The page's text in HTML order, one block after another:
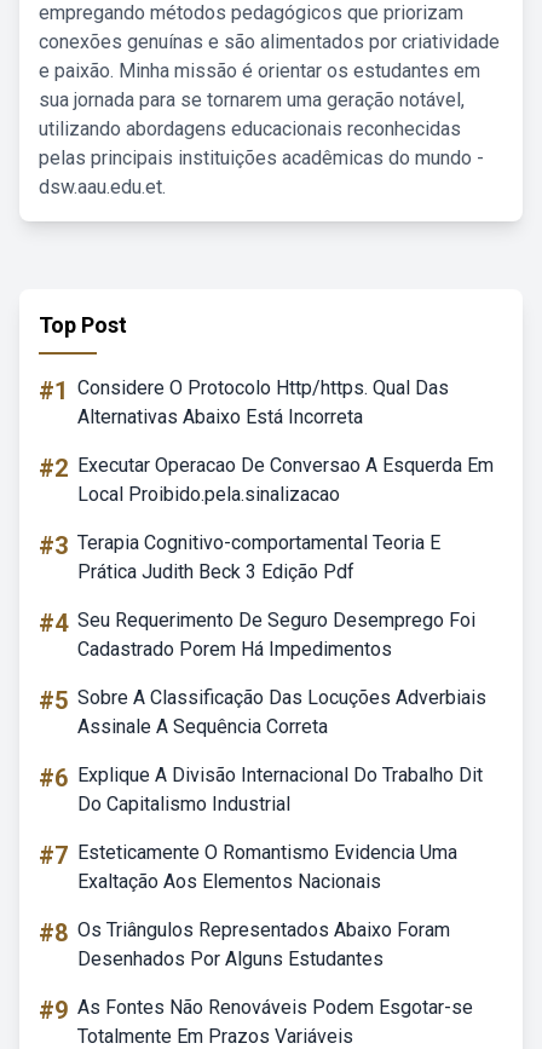
empregando métodos pedagógicos que priorizam
conexões genuínas e são alimentados por criatividade
e paixão. Minha missão é orientar os estudantes em
sua jornada para se tornarem uma geração notável,
utilizando abordagens educacionais reconhecidas
pelas principais instituições acadêmicas do mundo -
dsw.aau.edu.et.
Top Post
#1 Considere O Protocolo Http/https. Qual Das
Alternativas Abaixo Está Incorreta
#2 Executar Operacao De Conversao A Esquerda Em
Local Proibido.pela.sinalizacao
#3 Terapia Cognitivo-comportamental Teoria E
Prática Judith Beck 3 Edição Pdf
#4 Seu Requerimento De Seguro Desemprego Foi
Cadastrado Porem Há Impedimentos
#5 Sobre A Classificação Das Locuções Adverbiais
Assinale A Sequência Correta
#6 Explique A Divisão Internacional Do Trabalho Dit
Do Capitalismo Industrial
#7 Esteticamente O Romantismo Evidencia Uma
Exaltação Aos Elementos Nacionais
#8 Os Triângulos Representados Abaixo Foram
Desenhados Por Alguns Estudantes
#9 As Fontes Não Renováveis Podem Esgotar-se
Totalmente Em Prazos Variáveis